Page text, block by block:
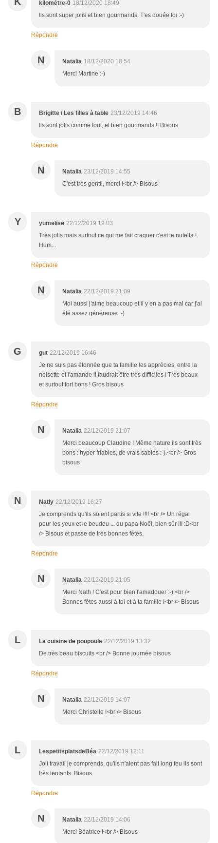
kilomètre-0 18/12/2020 18:49
Ils sont super jolis et bien gourmands. T'es douée toi :-)
Répondre
N Natalia 18/12/2020 18:54
Merci Martine :-)
B Brigitte / Les filles à table 23/12/2019 14:46
Ils sont jolis comme tout, et bien gourmands !! Bisous
Répondre
N Natalia 23/12/2019 14:55
C'est très gentil, merci !<br /> Bisous
Y yumelise 22/12/2019 19:03
Très jolis mais surtout ce qui me fait craquer c'est le nutella !
Hum...
Répondre
N Natalia 22/12/2019 21:09
Moi aussi j'aime beaucoup et il y en a pas mal car j'ai
été assez généreuse :-)
G gut 22/12/2019 16:46
Je ne suis pas étonnée que ta famille les apprécies, entre la
noisette et l'amande il faudrait être très difficiles ! Très beaux
et surtout fort bons ! Gros bisous
Répondre
N Natalia 22/12/2019 21:07
Merci beaucoup Claudine ! Même nature ils sont très
bons : hyper friables, de vrais sablés :-).<br /> Gros
bisous
N Natly 22/12/2019 16:27
Je comprends qu'ils soient partis si vite !!!! <br /> Un régal
pour les yeux et le beudeu ... du papa Noël, bien sûr !!! :D<br
/> Bisous et passe de très bonnes fêtes.
Répondre
N Natalia 22/12/2019 21:05
Merci Nath ! C'est pour bien l'amadouer :-).<br />
Bonnes fêtes aussi à toi et à ta famille !<br /> Bisous
L La cuisine de poupoule 22/12/2019 13:32
De très beau biscuits <br /> Bonne journée bisous
Répondre
N Natalia 22/12/2019 14:07
Merci Christelle !<br /> Bisous
L LespetitsplatsdeBéa 22/12/2019 12:11
Joli travail je comprends, qu'ils n'aient pas fait long feu ils sont
très tentants. Bisous
Répondre
N Natalia 22/12/2019 14:06
Merci Béatrice !<br /> Bisous